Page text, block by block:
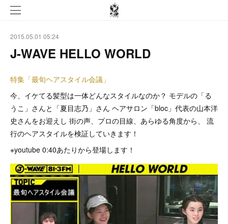
2015.05.01 05:24
J-WAVE HELLO WORLD
特集「最旬ヘアスタイル会議」
今、イケてる髪型は一体どんなスタイルなのか？ モデルの「る
うこ」さんと「夏目志乃」さん ヘアサロン「bloc」代表の山本洋
史さんをお迎えし 街の声、プロの目線、あらゆる角度から、 流
行のヘアスタイルを検証していきます！
※youtube 0:40あたりから登場します！